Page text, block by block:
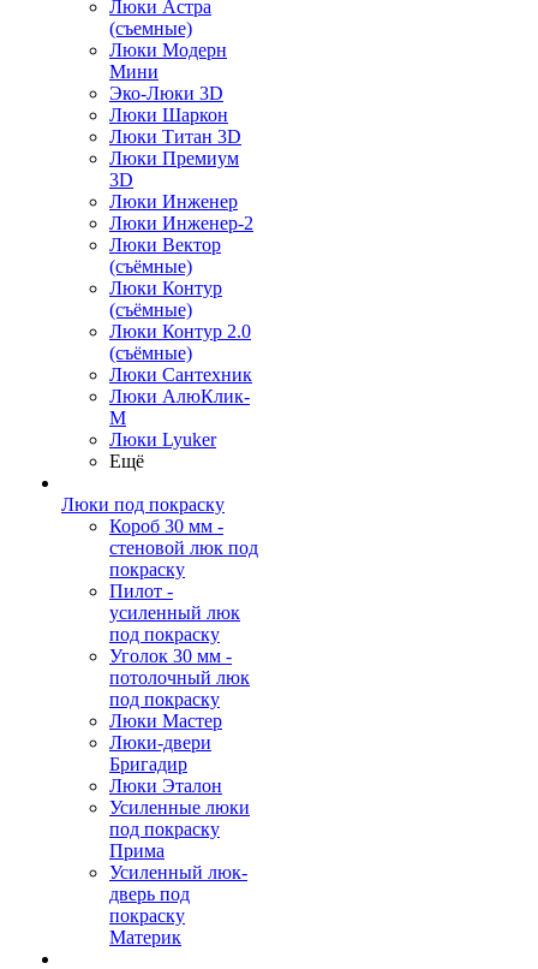
Люки Астра
(съемные)
Люки Модерн
Мини
Эко-Люки 3D
Люки Шаркон
Люки Титан 3D
Люки Премиум
3D
Люки Инженер
Люки Инженер-2
Люки Вектор
(съёмные)
Люки Контур
(съёмные)
Люки Контур 2.0
(съёмные)
Люки Сантехник
Люки АлюКлик-
М
Люки Lyuker
Ещё
Люки под покраску
Короб 30 мм -
стеновой люк под
покраску
Пилот -
усиленный люк
под покраску
Уголок 30 мм -
потолочный люк
под покраску
Люки Мастер
Люки-двери
Бригадир
Люки Эталон
Усиленные люки
под покраску
Прима
Усиленный люк-
дверь под
покраску
Материк